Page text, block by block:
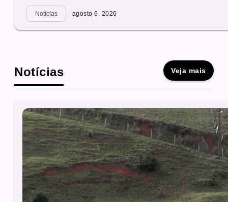
Notícias agosto 6, 2026
Notícias Veja mais